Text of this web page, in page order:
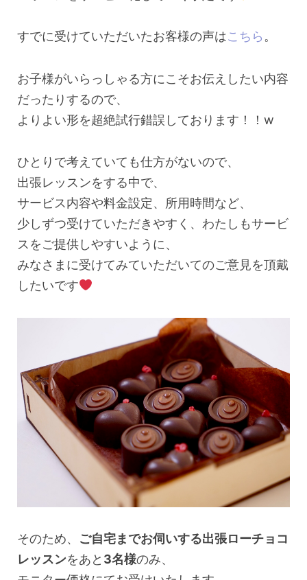
すでに受けていただいたお客様の声はこちら 。
お子様がいらっしゃる方にこそお伝えしたい内容
だったりするので、
よりよい形を超絶試行錯誤しております！！w
ひとりで考えていても仕方がないので、
出張レッスンをする中で、
サービス内容や料金設定、所用時間など、
少しずつ受けていただきやすく、わたしもサービ
スをご提供しやすいように、
みなさまに受けてみていただいてのご意見を頂戴
したいです
そのため、 ご自宅までお伺いする出張ローチョコ
レッスンをあと 3名様のみ、